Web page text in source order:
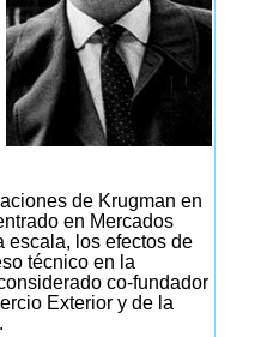
de Krugman en
en Mercados
escala, los efectos de
técnico en la
co-fundador
Exterior y de la